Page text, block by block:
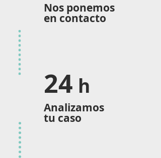
Nos ponemos
en contacto
24 h
Analizamos
tu caso